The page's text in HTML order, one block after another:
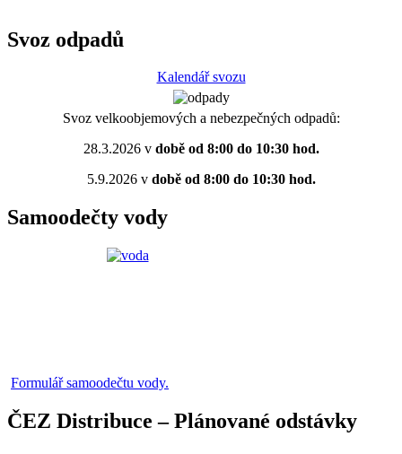
Svoz odpadů
Kalendář svozu
Svoz velkoobjemových a nebezpečných odpadů:
28.3.2026 vdobě od 8:00 do 10:30 hod.
5.9.2026 vdobě od 8:00 do 10:30 hod.
Samoodečty vody
Formulář samoodečtu vody.
ČEZ Distribuce – Plánované odstávky